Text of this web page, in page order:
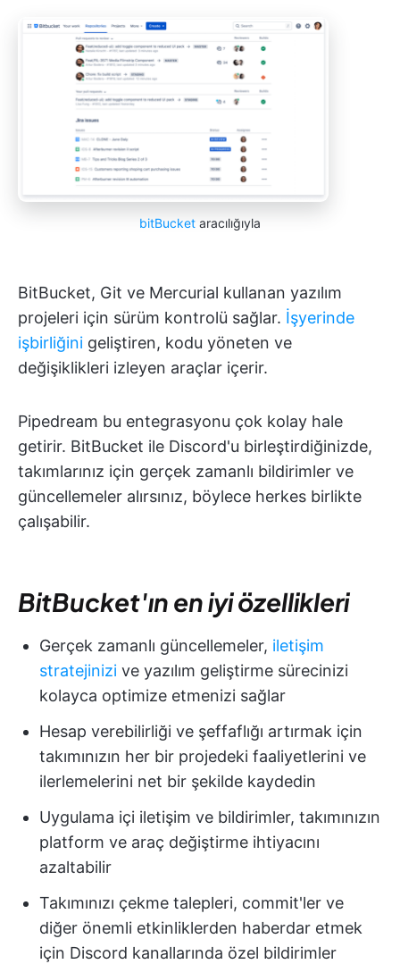
bitBucket aracılığıyla
BitBucket, Git ve Mercurial kullanan yazılım
projeleri için sürüm kontrolü sağlar. İşyerinde
işbirliğini geliştiren, kodu yöneten ve
değişiklikleri izleyen araçlar içerir.
Pipedream bu entegrasyonu çok kolay hale
getirir. BitBucket ile Discord'u birleştirdiğinizde,
takımlarınız için gerçek zamanlı bildirimler ve
güncellemeler alırsınız, böylece herkes birlikte
çalışabilir.
BitBucket'ın en iyi özellikleri
Gerçek zamanlı güncellemeler, iletişim
stratejinizi ve yazılım geliştirme sürecinizi
kolayca optimize etmenizi sağlar
Hesap verebilirliği ve şeffaflığı artırmak için
takımınızın her bir projedeki faaliyetlerini ve
ilerlemelerini net bir şekilde kaydedin
Uygulama içi iletişim ve bildirimler, takımınızın
platform ve araç değiştirme ihtiyacını
azaltabilir
Takımınızı çekme talepleri, commit'ler ve
diğer önemli etkinliklerden haberdar etmek
için Discord kanallarında özel bildirimler